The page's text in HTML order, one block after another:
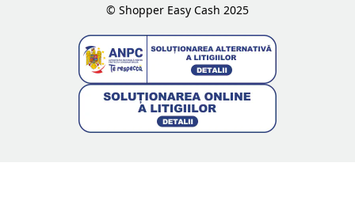
© Shopper Easy Cash 2025